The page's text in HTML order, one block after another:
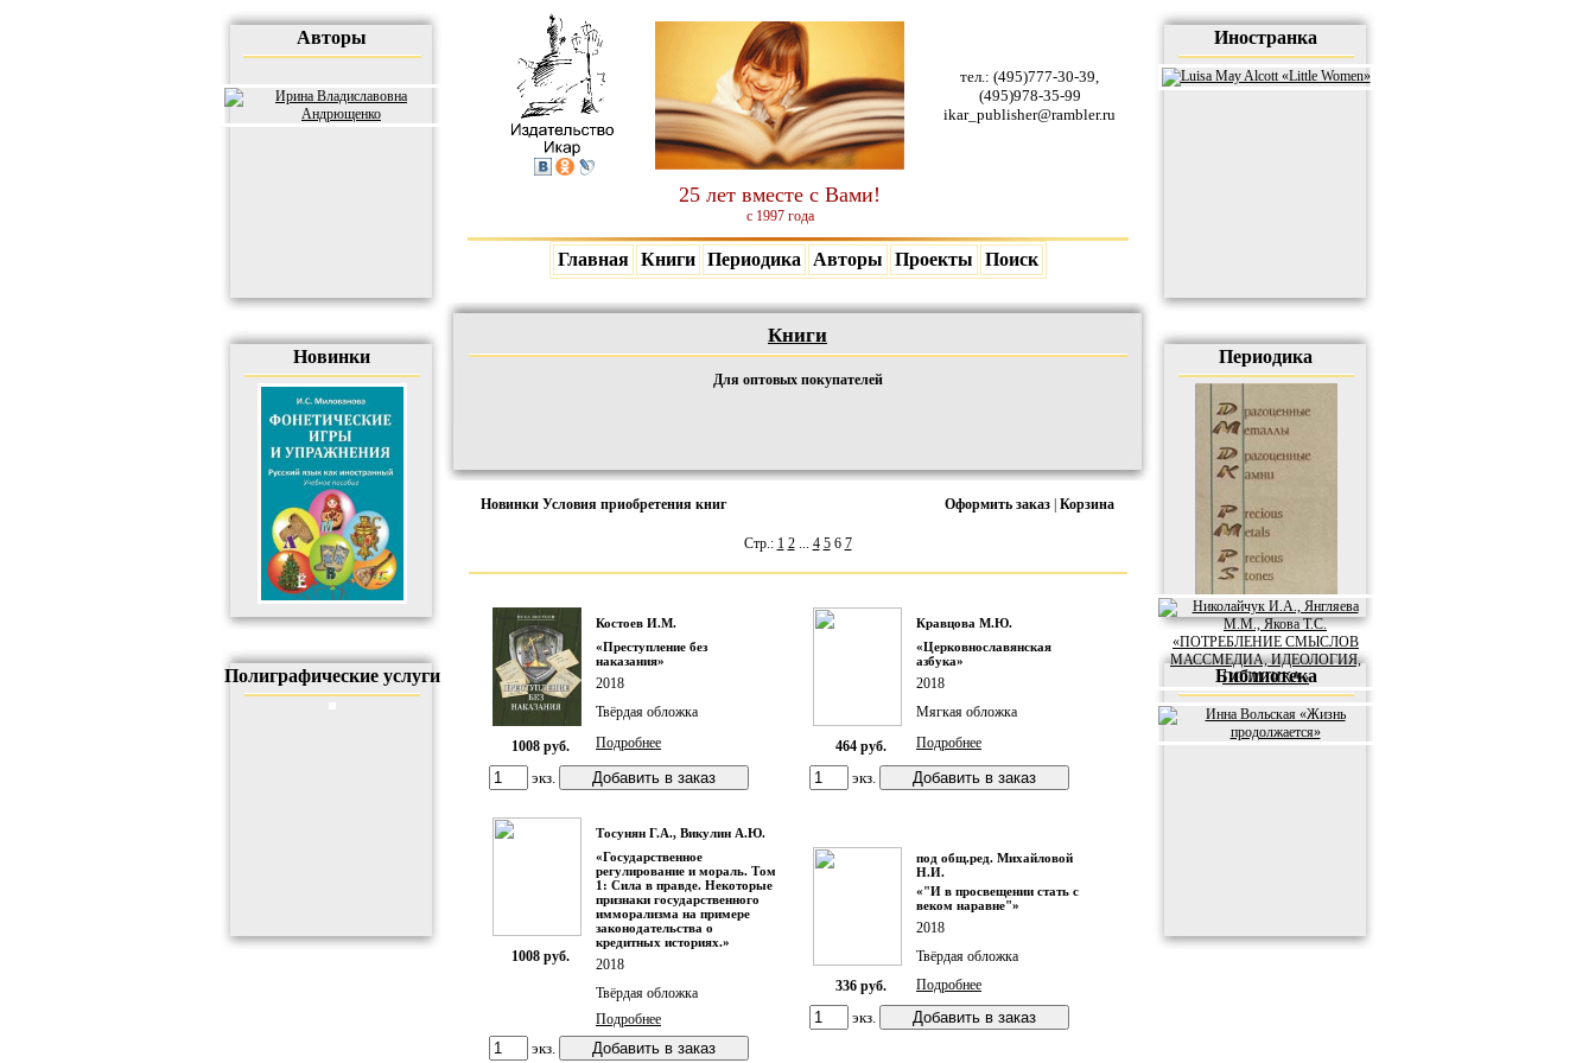
Авторы
Новинки
Полиграфические услуги
тел.: (495)777-30-39,
(495)978-35-99
ikar_publisher@rambler.ru
Иностранка
Периодика
Библиотека
25 лет вместе с Вами!
с 1997 года
Главная Книги Периодика Авторы Проекты Поиск
Книги
Для оптовых покупателей
Новинки Условия приобретения книг Оформить заказ Корзина
Стр.: 1 2... 4 56 7
1008 руб.
Костоев И.М.
«Преступление без
наказания»
2018
Твёрдая обложка
Подробнее
экз.
464 руб.
Кравцова М.Ю.
«Церковнославянская
азбука»
2018
Мягкая обложка
Подробнее
экз.
1008 руб.
Тосунян Г.А., Викулин А.Ю.
«Государственное
регулирование и мораль. Том
1: Сила в правде. Некоторые
признаки государственного
имморализма на примере
законодательства о
кредитных историях.»
2018
Твёрдая обложка
Подробнее
экз.
336 руб.
под общ.ред. Михайловой
Н.И.
«"И в просвещении стать с
веком наравне"»
2018
Твёрдая обложка
Подробнее
экз.